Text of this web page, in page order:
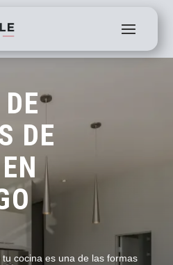
DE
cocina es una de las formas